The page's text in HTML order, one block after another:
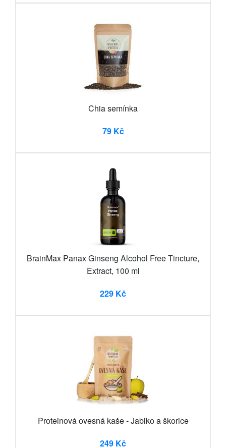
Chia semínka
79 Kč
BrainMax Panax Ginseng Alcohol Free Tincture,
Extract, 100 ml
229 Kč
Proteinová ovesná kaše - Jablko a škorice
249 Kč